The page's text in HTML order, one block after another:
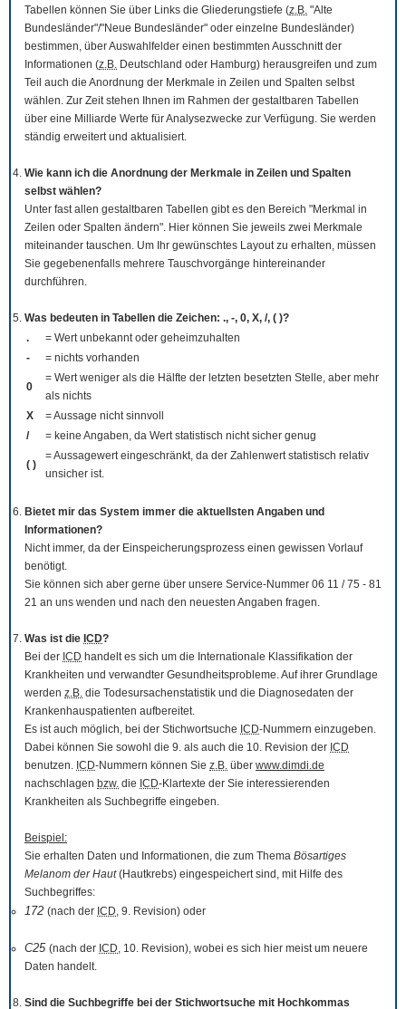
Tabellen können Sie über Links die Gliederungstiefe (z.B. "Alte
Bundesländer"/"Neue Bundesländer" oder einzelne Bundesländer)
bestimmen, über Auswahlfelder einen bestimmten Ausschnitt der
Informationen (z.B. Deutschland oder Hamburg) herausgreifen und zum
Teil auch die Anordnung der Merkmale in Zeilen und Spalten selbst
wählen. Zur Zeit stehen Ihnen im Rahmen der gestaltbaren Tabellen
über eine Milliarde Werte für Analysezwecke zur Verfügung. Sie werden
ständig erweitert und aktualisiert.
Wie kann ich die Anordnung der Merkmale in Zeilen und Spalten
selbst wählen?
Unter fast allen gestaltbaren Tabellen gibt es den Bereich "Merkmal in
Zeilen oder Spalten ändern". Hier können Sie jeweils zwei Merkmale
miteinander tauschen. Um Ihr gewünschtes Layout zu erhalten, müssen
Sie gegebenenfalls mehrere Tauschvorgänge hintereinander
durchführen.
Was bedeuten in Tabellen die Zeichen: ., -, 0, X, /, ( )?
.
= Wert unbekannt oder geheimzuhalten
-
= nichts vorhanden
0
= Wert weniger als die Hälfte der letzten besetzten Stelle, aber mehr
als nichts
X
= Aussage nicht sinnvoll
/
= keine Angaben, da Wert statistisch nicht sicher genug
( )
= Aussagewert eingeschränkt, da der Zahlenwert statistisch relativ
unsicher ist.
Bietet mir das System immer die aktuellsten Angaben und
Informationen?
Nicht immer, da der Einspeicherungsprozess einen gewissen Vorlauf
benötigt.
Sie können sich aber gerne über unsere Service-Nummer 06 11 / 75 - 81
21 an uns wenden und nach den neuesten Angaben fragen.
Was ist die ICD?
Bei der ICD handelt es sich um die Internationale Klassifikation der
Krankheiten und verwandter Gesundheitsprobleme. Auf ihrer Grundlage
werden z.B. die Todesursachenstatistik und die Diagnosedaten der
Krankenhauspatienten aufbereitet.
Es ist auch möglich, bei der Stichwortsuche ICD-Nummern einzugeben.
Dabei können Sie sowohl die 9. als auch die 10. Revision der ICD
benutzen. ICD-Nummern können Sie z.B. über www.dimdi.de
nachschlagen bzw. die ICD-Klartexte der Sie interessierenden
Krankheiten als Suchbegriffe eingeben.
Beispiel:
Sie erhalten Daten und Informationen, die zum Thema Bösartiges
Melanom der Haut(Hautkrebs) eingespeichert sind, mit Hilfe des
Suchbegriffes:
172 (nach der ICD, 9. Revision) oder
C25 (nach der ICD, 10. Revision), wobei es sich hier meist um neuere
Daten handelt.
Sind die Suchbegriffe bei der Stichwortsuche mit Hochkommas